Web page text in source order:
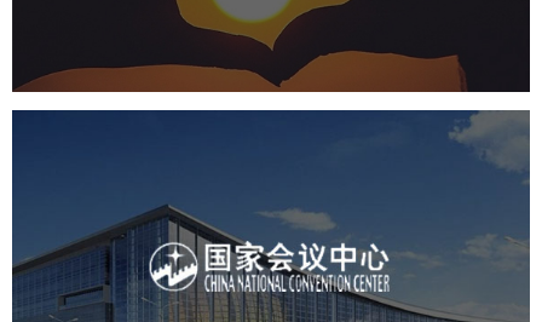
国家会议中心